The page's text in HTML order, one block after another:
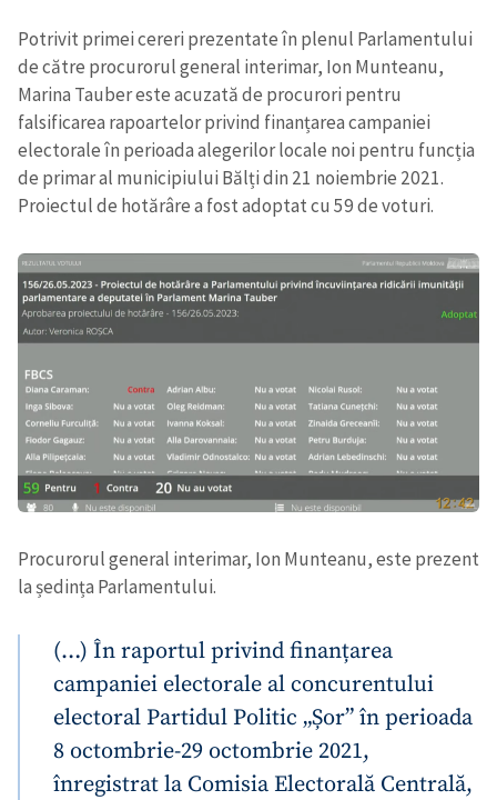
in English
Potrivit primei cereri prezentate în plenul Parlamentului
de către procurorul general interimar, Ion Munteanu,
Marina Tauber este acuzată de procurori pentru
falsificarea rapoartelor privind finanțarea campaniei
electorale în perioada alegerilor locale noi pentru funcția
de primar al municipiului Bălți din 21 noiembrie 2021.
Proiectul de hotărâre a fost adoptat cu 59 de voturi.
Procurorul general interimar, Ion Munteanu, este prezent
la ședința Parlamentului.
(…) În raportul privind finanțarea
campaniei electorale al concurentului
electoral Partidul Politic „Șor” în perioada
8 octombrie-29 octombrie 2021,
înregistrat la Comisia Electorală Centrală,